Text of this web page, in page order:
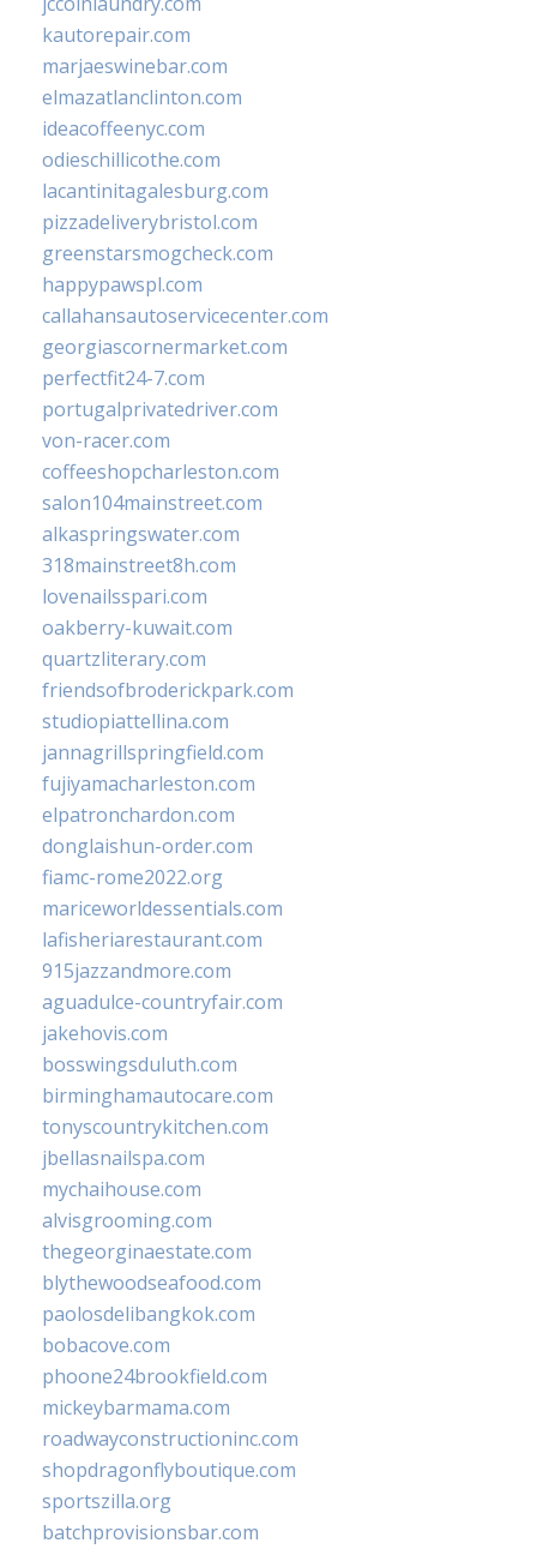
kautorepair.com
marjaeswinebar.com
elmazatlanclinton.com
ideacoffeenyc.com
odieschillicothe.com
lacantinitagalesburg.com
pizzadeliverybristol.com
greenstarsmogcheck.com
happypawspl.com
callahansautoservicecenter.com
georgiascornermarket.com
perfectfit24-7.com
portugalprivatedriver.com
von-racer.com
coffeeshopcharleston.com
salon104mainstreet.com
alkaspringswater.com
318mainstreet8h.com
lovenailsspari.com
oakberry-kuwait.com
quartzliterary.com
friendsofbroderickpark.com
studiopiattellina.com
jannagrillspringfield.com
fujiyamacharleston.com
elpatronchardon.com
donglaishun-order.com
fiamc-rome2022.org
mariceworldessentials.com
lafisheriarestaurant.com
915jazzandmore.com
aguadulce-countryfair.com
jakehovis.com
bosswingsduluth.com
birminghamautocare.com
tonyscountrykitchen.com
jbellasnailspa.com
mychaihouse.com
alvisgrooming.com
thegeorginaestate.com
blythewoodseafood.com
paolosdelibangkok.com
bobacove.com
phoone24brookfield.com
mickeybarmama.com
roadwayconstructioninc.com
shopdragonflyboutique.com
sportszilla.org
batchprovisionsbar.com